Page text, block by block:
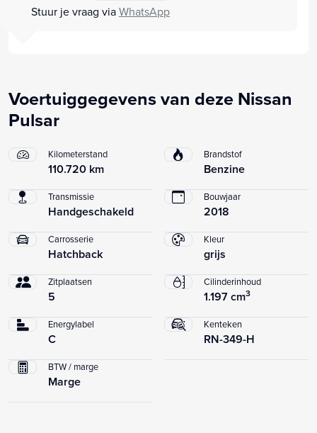
Stuur je vraag viaWhatsApp
Voertuiggegevens van deze Nissan
Pulsar
Kilometerstand
110.720 km
Brandstof
Benzine
Transmissie
Handgeschakeld
Bouwjaar
2018
Carrosserie
Hatchback
Kleur
grijs
Zitplaatsen
5
Cilinderinhoud
1.197 cm3
Energylabel
C
Kenteken
RN-349-H
BTW / marge
Marge